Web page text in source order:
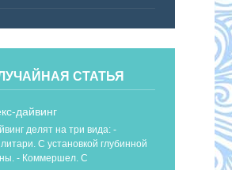
СТАТЬЯ
дайвинг
делят на три вида: -
С установкой глубинной
- Коммершел. С